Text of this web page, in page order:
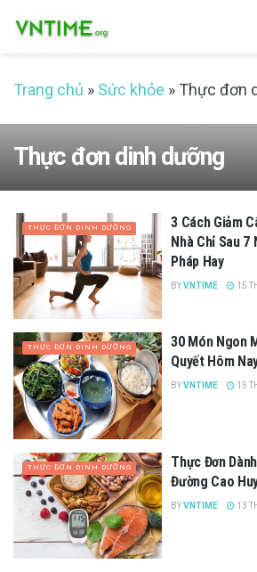
Trang chủ » Sức khỏe » Thực đơn
Thực đơn dinh dưỡng
THỰC ĐƠN DINH DƯỠNG
3 Cách Giảm
Nhà Chỉ Sau 7
Pháp Hay
BYVNTIME 15
THỰC ĐƠN DINH DƯỠNG
30 Món Ngon
Quyết Hôm
BYVNTIME 15
THỰC ĐƠN DINH DƯỠNG
Thực Đơn
Đường Cao
BYVNTIME 13